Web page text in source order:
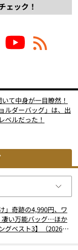
ェック！
て中身が一目瞭然！
ルダーバッグ」は、出
ベルだった！
」奇跡の4,990円、ワ
凄い万能バッグ…ほか
グベスト3】（2026年